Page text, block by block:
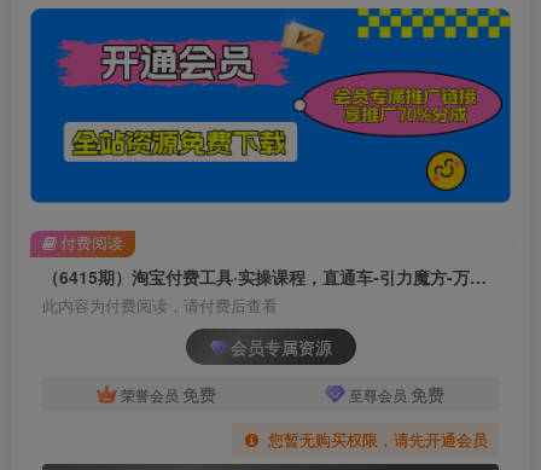
（6415期）淘宝付费工具·实操课程，直通车-引力魔方-万相台（41节视频课）
此内容为付费阅读，请付费后查看
会员专属资源
荣誉会员 免费 至尊会员 免费
您暂无购买权限，请先开通会员
付费阅读